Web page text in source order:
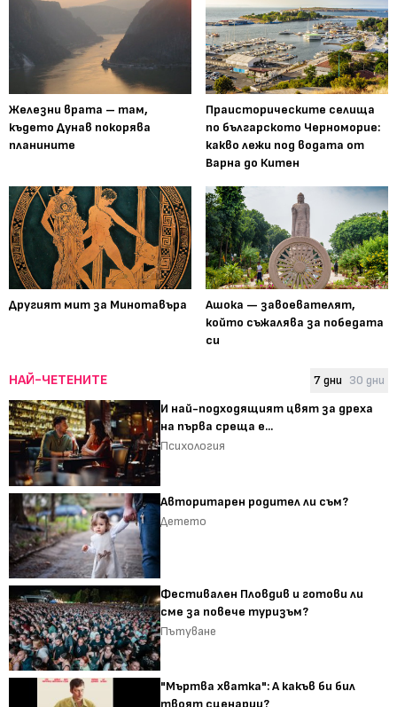
Железни врата – там,
където Дунав покорява
планините
Праисторическите селища
по българското Черноморие:
какво лежи под водата от
Варна до Китен
Другият мит за Минотавъра
Ашока — завоевателят,
който съжалява за победата
си
НАЙ-ЧЕТЕНИТЕ 7 дни 30 дни
И най-подходящият цвят за дреха
на първа среща е...
Психология
Авторитарен родител ли съм?
Детето
Фестивален Пловдив и готови ли
сме за повече туризъм?
Пътуване
"Мъртва хватка": А какъв би бил
твоят сценарии?